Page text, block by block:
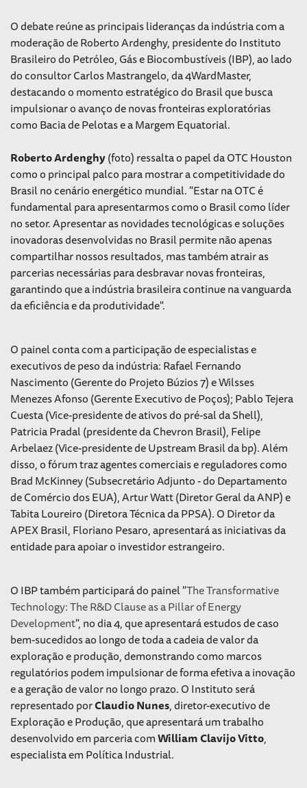
O debate reúne as principais lideranças da indústria com a
moderação de Roberto Ardenghy, presidente do Instituto
Brasileiro do Petróleo, Gás e Biocombustíveis (IBP), ao lado
do consultor Carlos Mastrangelo, da 4WardMaster,
destacando o momento estratégico do Brasil que busca
impulsionar o avanço de novas fronteiras exploratórias
como Bacia de Pelotas e a Margem Equatorial.
Roberto Ardenghy(foto) ressalta o papel da OTC Houston
como o principal palco para mostrar a competitividade do
Brasil no cenário energético mundial. "Estar na OTC é
fundamental para apresentarmos como o Brasil como líder
no setor. Apresentar as novidades tecnológicas e soluções
inovadoras desenvolvidas no Brasil permite não apenas
compartilhar nossos resultados, mas também atrair as
parcerias necessárias para desbravar novas fronteiras,
garantindo que a indústria brasileira continue na vanguarda
da eficiência e da produtividade".
O painel conta com a participação de especialistas e
executivos de peso da indústria: Rafael Fernando
Nascimento (Gerente do Projeto Búzios 7) e Wilsses
Menezes Afonso (Gerente Executivo de Poços); Pablo Tejera
Cuesta (Vice-presidente de ativos do pré-sal da Shell),
Patricia Pradal (presidente da Chevron Brasil), Felipe
Arbelaez (Vice-presidente de Upstream Brasil da bp). Além
disso, o fórum traz agentes comerciais e reguladores como
Brad McKinney (Subsecretário Adjunto - do Departamento
de Comércio dos EUA), Artur Watt (Diretor Geral da ANP) e
Tabita Loureiro (Diretora Técnica da PPSA). O Diretor da
APEX Brasil, Floriano Pesaro, apresentará as iniciativas da
entidade para apoiar o investidor estrangeiro.
O IBP também participará do painel "The Transformative
Technology: The R&D Clause as a Pillar of Energy
Development", no dia 4, que apresentará estudos de caso
bem-sucedidos ao longo de toda a cadeia de valor da
exploração e produção, demonstrando como marcos
regulatórios podem impulsionar de forma efetiva a inovação
e a geração de valor no longo prazo. O Instituto será
representado porClaudio Nunes, diretor-executivo de
Exploração e Produção, que apresentará um trabalho
desenvolvido em parceria comWilliam Clavijo Vitto,
especialista em Política Industrial.